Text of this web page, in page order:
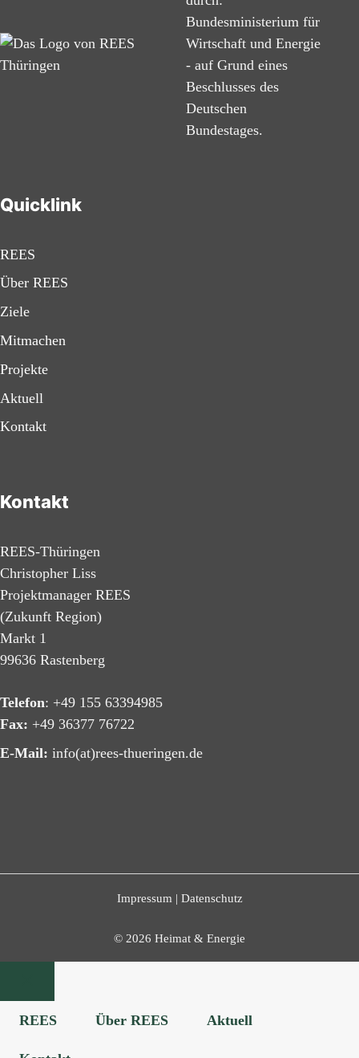
Quicklink
REES
Über REES
Ziele
Mitmachen
Projekte
Aktuell
Kontakt
Kontakt
REES-Thüringen
Christopher Liss
Projektmanager REES
(Zukunft Region)
Markt 1
99636 Rastenberg
Telefon: +49 155 63394985
Fax: +49 36377 76722
E-Mail: info(at)rees-thueringen.de
© 2026 Heimat & Energie
Impressum | Datenschutz
Schließen
REES
Über REES Aktuell